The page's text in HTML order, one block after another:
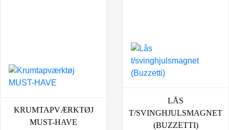
KRUMTAPVÆRKTØJ
MUST-HAVE
LÅS
T/SVINGHJULSMAGNET
(BUZZETTI)